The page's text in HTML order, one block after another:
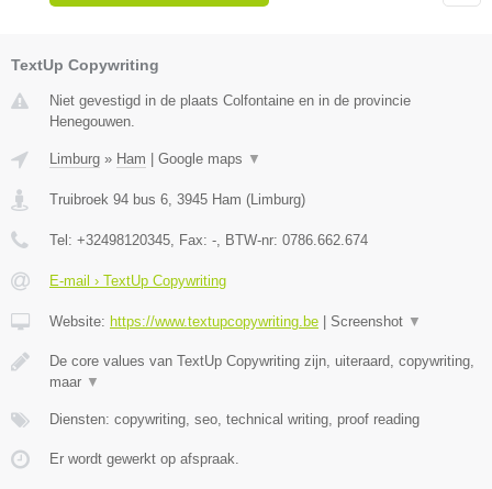
TextUp Copywriting
Niet gevestigd in de plaats Colfontaine en in de provincie
Henegouwen.
Limburg » Ham | Google maps ▼
Truibroek 94 bus 6 3945 Ham (Limburg)
Tel: +32498120345 , Fax: - , BTW-nr: 0786.662.674
E-mail › TextUp Copywriting
Website: https://www.textupcopywriting.be | Screenshot ▼
De core values van TextUp Copywriting zijn, uiteraard, copywriting,
maar ▼
Diensten: copywriting, seo, technical writing, proof reading
Er wordt gewerkt op afspraak.